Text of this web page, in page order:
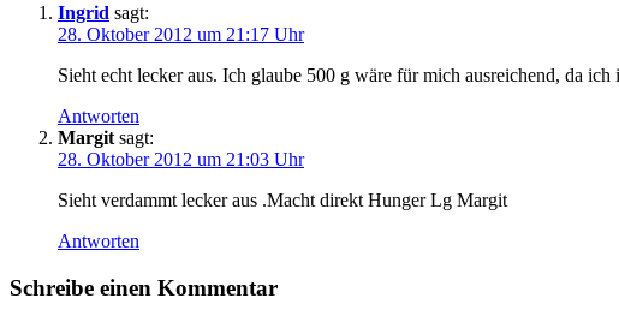
Ingrid sagt:
28. Oktober 2012 um 21:17 Uhr
Sieht echt lecker aus. Ich glaube 500 g wäre für mich ausreichend, da
Antworten
Margit sagt:
28. Oktober 2012 um 21:03 Uhr
Sieht verdammt lecker aus .Macht direkt Hunger Lg Margit
Antworten
Schreibe einen Kommentar